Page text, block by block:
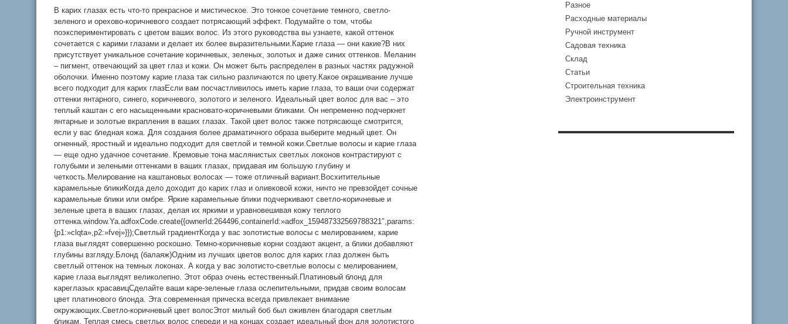
В карих глазах есть что-то прекрасное и мистическое. Это тонкое сочетание темного, светло-
зеленого и орехово-коричневого создает потрясающий эффект. Подумайте о том, чтобы
поэкспериментировать с цветом ваших волос. Из этого руководства вы узнаете, какой оттенок
сочетается с карими глазами и делает их более выразительными.Карие глаза — они какие?В них
присутствует уникальное сочетание коричневых, зеленых, золотых и даже синих оттенков. Меланин
– пигмент, отвечающий за цвет глаз и кожи. Он может быть распределен в разных частях радужной
оболочки. Именно поэтому карие глаза так сильно различаются по цвету.Какое окрашивание лучше
всего подходит для карих глазЕсли вам посчастливилось иметь карие глаза, то ваши очи содержат
оттенки янтарного, синего, коричневого, золотого и зеленого. Идеальный цвет волос для вас – это
теплый каштан с его насыщенными красновато-коричневыми бликами. Он непременно подчеркнет
янтарные и золотые вкрапления в ваших глазах. Такой цвет волос также потрясающе смотрится,
если у вас бледная кожа. Для создания более драматичного образа выберите медный цвет. Он
огненный, яростный и идеально подходит для светлой и темной кожи.Светлые волосы и карие глаза
— еще одно удачное сочетание. Кремовые тона маслянистых светлых локонов контрастируют с
голубыми и зелеными оттенками в ваших глазах, придавая им большую глубину и
четкость.Мелирование на каштановых волосах — тоже отличный вариант.Восхитительные
карамельные бликиКогда дело доходит до карих глаз и оливковой кожи, ничто не превзойдет сочные
карамельные блики или омбре. Яркие карамельные блики подчеркивают светло-коричневые и
зеленые цвета в ваших глазах, делая их яркими и уравновешивая кожу теплого
оттенка.window.Ya.adfoxCode.create({ownerId:264496,containerId:»adfox_159487332569788321″,params:
{p1:»clqta»,p2:»fvej»}});Светлый градиентКогда у вас золотистые волосы с мелированием, карие
глаза выглядят совершенно роскошно. Темно-коричневые корни создают акцент, а блики добавляют
глубины взгляду.Блонд (балаяж)Одним из лучших цветов волос для карих глаз должен быть
светлый оттенок на темных локонах. А когда у вас золотисто-светлые волосы с мелированием,
карие глаза выглядят великолепно. Этот образ очень естественный.Платиновый блонд для
кареглазых красавицСделайте ваши каре-зеленые глаза ослепительными, придав своим волосам
цвет платинового блонда. Эта современная прическа всегда привлекает внимание
окружающих.Светло-коричневый цвет волосЭтот милый боб был оживлен благодаря светлым
бликам. Теплая смесь светлых волос спереди и на концах создает идеальный фон для золотистого
Разное
Расходные материалы
Ручной инструмент
Садовая техника
Склад
Статьи
Строительная техника
Электроинструмент